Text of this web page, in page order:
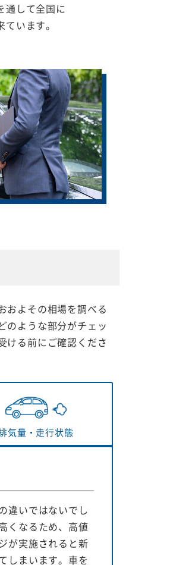
通して全国に
います。
およその相場を調べる
のような部分がチェッ
ける前にご確認くださ
気量・ 走行状態
違いではないでし
くなるため、高値
が実施されると新
しまいます。車を